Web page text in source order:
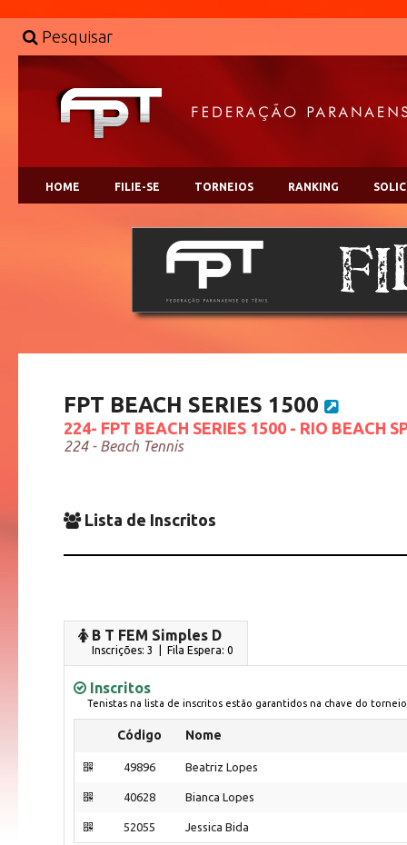
Pesquisar
HOME FILIE-SE TORNEIOS RANKING
FPT BEACH SERIES 1500
224- FPT BEACH SERIES 1500 - RIO BEACH
224 - Beach Tennis
Lista de Inscritos
B T FEM Simples D
Inscrições: 3 | Fila Espera: 0
Inscritos
Tenistas na lista de inscritos estão garantidos na chave do torneio
Código Nome
49896 Beatriz Lopes
40628 Bianca Lopes
52055 Jessica Bida